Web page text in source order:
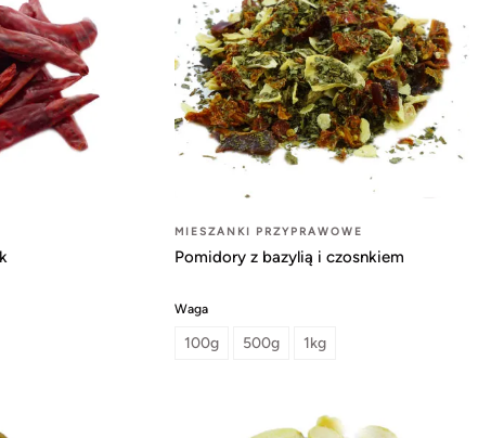
MIESZANKI PRZYPRAWOWE
Pomidory z bazylią i czosnkiem
Waga
100g 500g 1kg